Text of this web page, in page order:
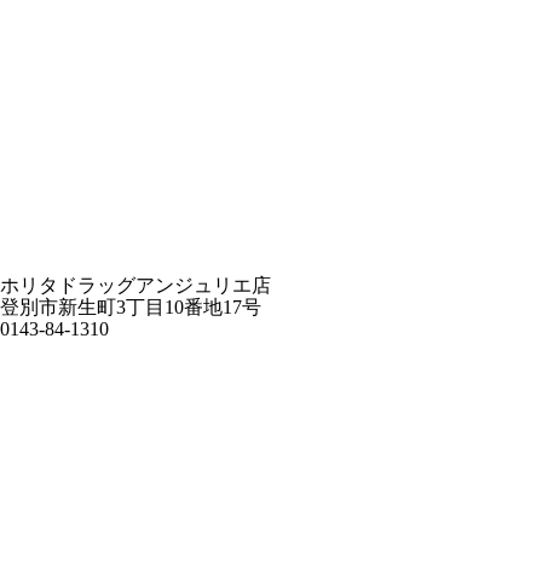
ホリタドラッグアンジュリエ店
登別市新生町3丁目10番地17号
0143-84-1310